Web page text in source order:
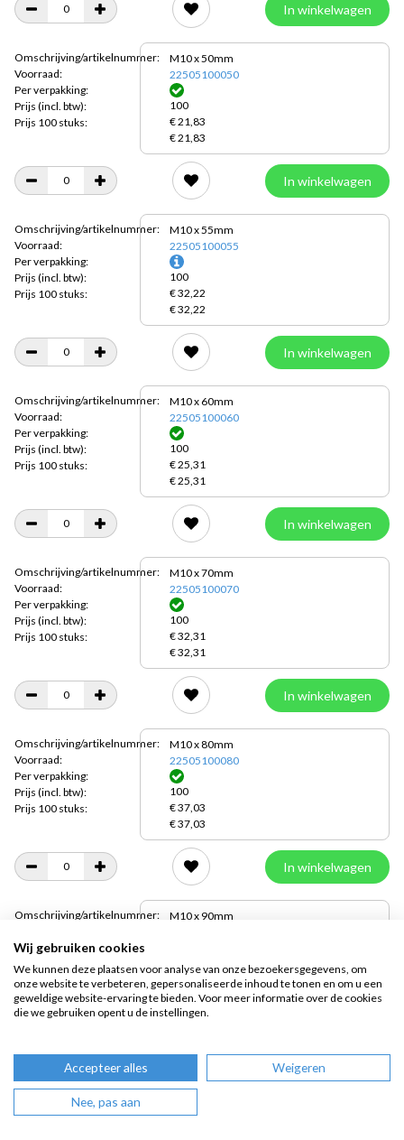
In winkelwagen
Omschrijving/artikelnummer:
Voorraad:
Per verpakking:
Prijs (incl. btw):
Prijs 100 stuks:
M10 x 50mm
22505100050
100
€ 21,83
€ 21,83
In winkelwagen
Omschrijving/artikelnummer:
Voorraad:
Per verpakking:
Prijs (incl. btw):
Prijs 100 stuks:
M10 x 55mm
22505100055
100
€ 32,22
€ 32,22
In winkelwagen
Omschrijving/artikelnummer:
Voorraad:
Per verpakking:
Prijs (incl. btw):
Prijs 100 stuks:
M10 x 60mm
22505100060
100
€ 25,31
€ 25,31
In winkelwagen
Omschrijving/artikelnummer:
Voorraad:
Per verpakking:
Prijs (incl. btw):
Prijs 100 stuks:
M10 x 70mm
22505100070
100
€ 32,31
€ 32,31
In winkelwagen
Omschrijving/artikelnummer:
Voorraad:
Per verpakking:
Prijs (incl. btw):
Prijs 100 stuks:
M10 x 80mm
22505100080
100
€ 37,03
€ 37,03
In winkelwagen
Omschrijving/artikelnummer:
Per verpakking:
Prijs
(incl. btw):
Prijs 100 stuks:
M10 x 90mm
100
€ 44,10
€ 44,10
Omschrijving/artikelnummer:
Per verpakking:
M10 x 100mm
Wij gebruiken cookies
We kunnen deze plaatsen voor analyse van onze bezoekersgegevens, om
onze website te verbeteren, gepersonaliseerde inhoud te tonen en om u een
geweldige website-ervaring te bieden. Voor meer informatie over de cookies
die we gebruiken opent u de instellingen.
Accepteer alles Weigeren
Nee, pas aan